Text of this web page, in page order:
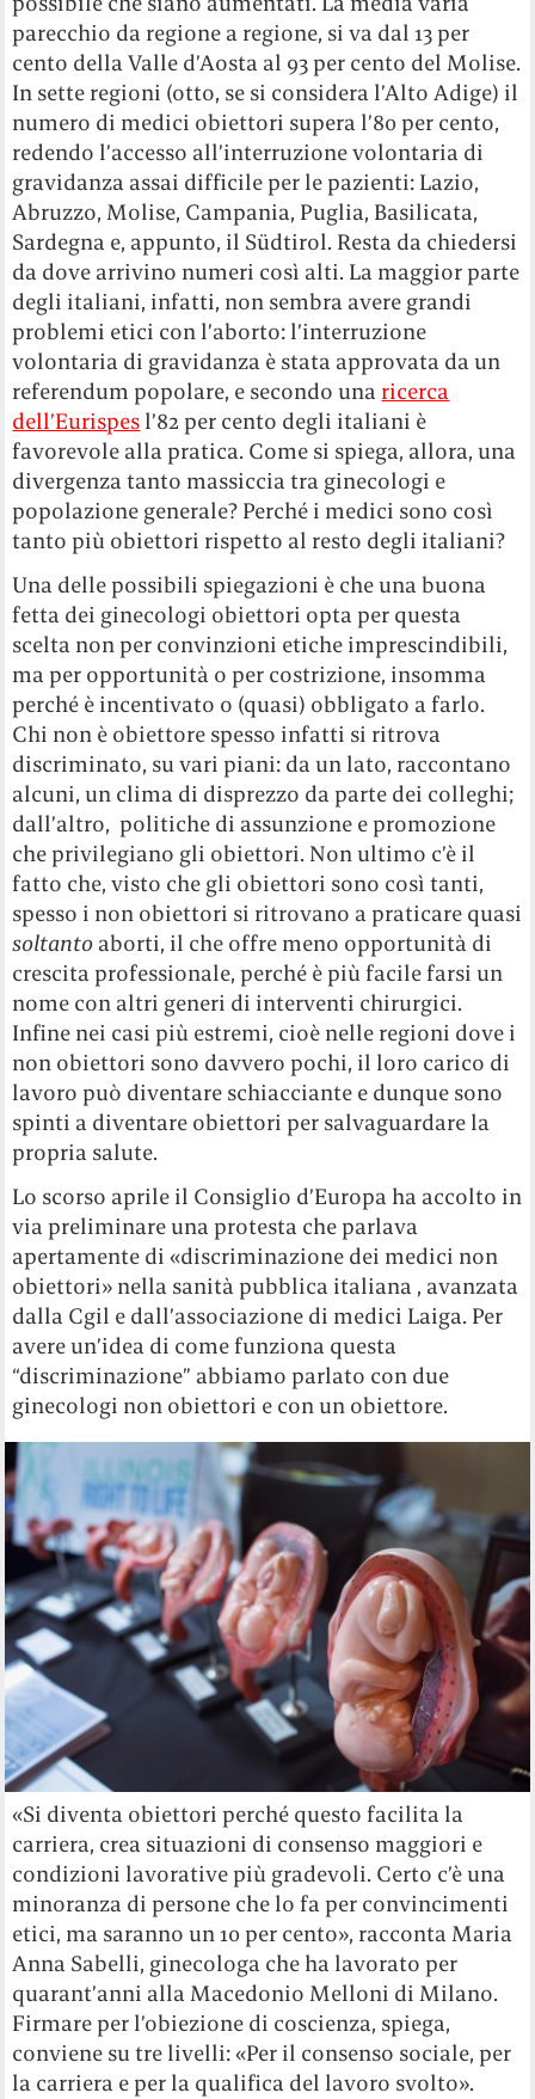
parecchio da regione a regione, si va dal 13 per
cento della Valle d’Aosta al 93 per cento del Molise.
In sette regioni (otto, se si considera l’Alto Adige) il
numero di medici obiettori supera l’80 per cento,
redendo l’accesso all’interruzione volontaria di
gravidanza assai difficile per le pazienti: Lazio,
Abruzzo, Molise, Campania, Puglia, Basilicata,
Sardegna e, appunto, il Südtirol. Resta da chiedersi
da dove arrivino numeri così alti. La maggior parte
degli italiani, infatti, non sembra avere grandi
problemi etici con l’aborto: l’interruzione
volontaria di gravidanza è stata approvata da un
referendum popolare, e secondo una ricerca
dell’Eurispes l’82 per cento degli italiani è
favorevole alla pratica. Come si spiega, allora, una
divergenza tanto massiccia tra ginecologi e
popolazione generale? Perché i medici sono così
tanto più obiettori rispetto al resto degli italiani?
Una delle possibili spiegazioni è che una buona
fetta dei ginecologi obiettori opta per questa
scelta non per convinzioni etiche imprescindibili,
ma per opportunità o per costrizione, insomma
perché è incentivato o (quasi) obbligato a farlo.
Chi non è obiettore spesso infatti si ritrova
discriminato, su vari piani: da un lato, raccontano
alcuni, un clima di disprezzo da parte dei colleghi;
dall’altro, politiche di assunzione e promozione
che privilegiano gli obiettori. Non ultimo c’è il
fatto che, visto che gli obiettori sono così tanti,
spesso i non obiettori si ritrovano a praticare quasi
soltanto aborti, il che offre meno opportunità di
crescita professionale, perché è più facile farsi un
nome con altri generi di interventi chirurgici.
Infine nei casi più estremi, cioè nelle regioni dove i
non obiettori sono davvero pochi, il loro carico di
lavoro può diventare schiacciante e dunque sono
spinti a diventare obiettori per salvaguardare la
propria salute.
Lo scorso aprile il Consiglio d’Europa ha accolto in
via preliminare una protesta che parlava
apertamente di «discriminazione dei medici non
obiettori» nella sanità pubblica italiana , avanzata
dalla Cgil e dall’associazione di medici Laiga. Per
avere un’idea di come funziona questa
“discriminazione” abbiamo parlato con due
ginecologi non obiettori e con un obiettore.
«Si diventa obiettori perché questo facilita la
carriera, crea situazioni di consenso maggiori e
condizioni lavorative più gradevoli. Certo c’è una
minoranza di persone che lo fa per convincimenti
etici, ma saranno un 10 per cento», racconta Maria
Anna Sabelli, ginecologa che ha lavorato per
quarant’anni alla Macedonio Melloni di Milano.
Firmare per l’obiezione di coscienza, spiega,
conviene su tre livelli: «Per il consenso sociale, per
la carriera e per la qualifica del lavoro svolto».